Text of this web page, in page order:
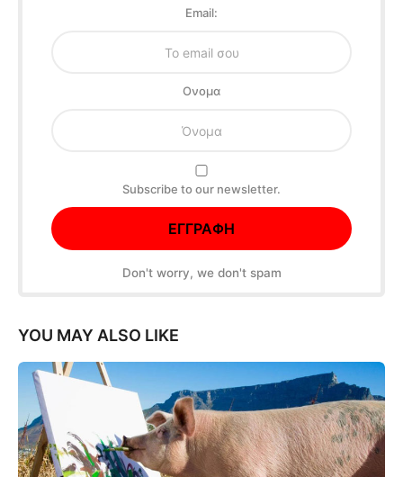
Email:
Oνομα
Subscribe to our newsletter.
Don't worry, we don't spam
YOU MAY ALSO LIKE